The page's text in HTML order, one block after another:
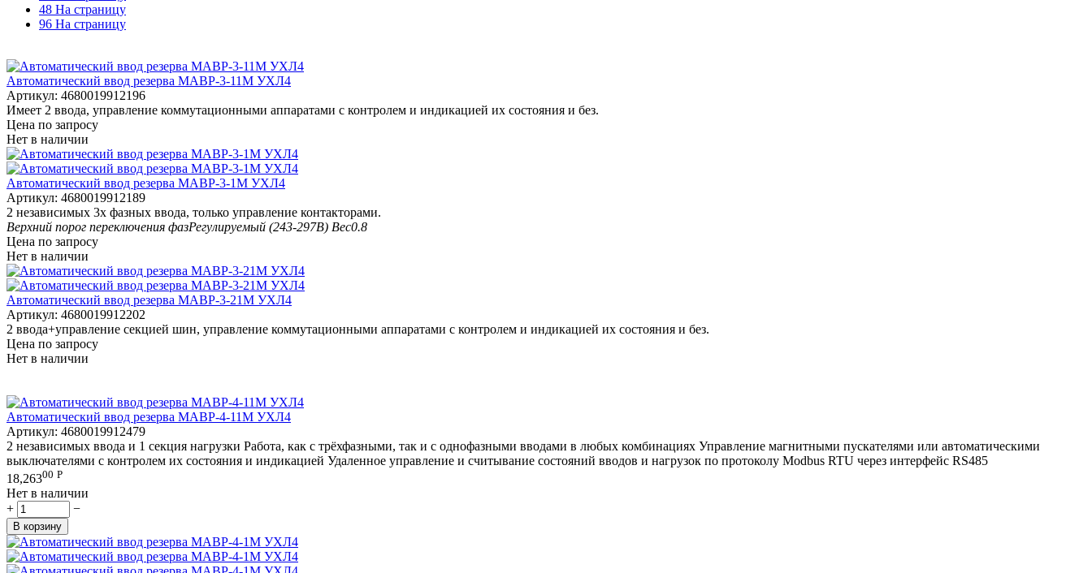
48 На страницу
96 На страницу
Автоматический ввод резерва МАВР-3-11М УХЛ4
Артикул: 4680019912196
Имеет 2 ввода, управление коммутационными аппаратами с контролем и индикацией их состояния и без.
Цена по запросу
Нет в наличии
Автоматический ввод резерва МАВР-3-1М УХЛ4
Артикул: 4680019912189
2 независимых 3х фазных ввода, только управление контакторами.
Верхний порог переключения фазРегулируемый (243-297В) Вес0.8
Цена по запросу
Нет в наличии
Автоматический ввод резерва МАВР-3-21М УХЛ4
Артикул: 4680019912202
2 ввода+управление секцией шин, управление коммутационными аппаратами с контролем и индикацией их состояния и без.
Цена по запросу
Нет в наличии
Автоматический ввод резерва МАВР-4-11М УХЛ4
Артикул: 4680019912479
2 независимых ввода и 1 секция нагрузки Работа, как с трёхфазными, так и с однофазными вводами в любых комбинациях Управление магнитными пускателями или автоматическими
выключателями с контролем их состояния и индикацией Удаленное управление и считывание состояний вводов и нагрузок по протоколу Modbus RTU через интерфейс RS485
18,26300 Р
Нет в наличии
+
−
В корзину